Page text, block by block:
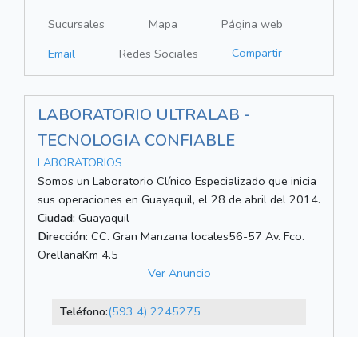
Sucursales Mapa
Página web
Email
Redes Sociales Compartir
LABORATORIO ULTRALAB -
TECNOLOGIA CONFIABLE
LABORATORIOS
Somos un Laboratorio Clínico Especializado que inicia
sus operaciones en Guayaquil, el 28 de abril del 2014.
Ciudad: Guayaquil
Dirección: CC. Gran Manzana locales56-57 Av. Fco.
OrellanaKm 4.5
Ver Anuncio
Teléfono:(593 4) 2245275